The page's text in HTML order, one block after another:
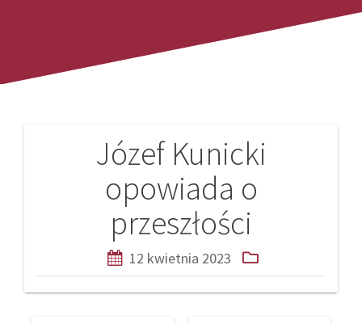
Józef Kunicki
opowiada o
przeszłości
12 kwietnia 2023
Nawigacja